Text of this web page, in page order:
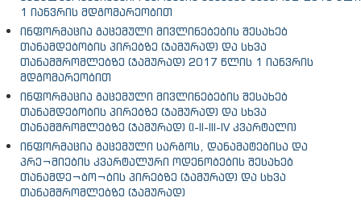
1 იანვრის მდგომარეობით
ინფორმაცია გაცემული მივლინებების შესახებ
თანამდებობის პირებზე (ჯამურად) და სხვა
თანამშრომლებზე (ჯამურად) 2017 წლის 1 იანვრის
მდგომარეობით
ინფორმაცია გაცემული მივლინებების შესახებ
თანამდებობის პირებზე (ჯამურად) და სხვა
თანამშრომლებზე (ჯამურად) (I-II-III-IV კვარტალი)
ინფორმაცია გაცემული სარგოს, დანამატებისა და
პრე¬მიების კვარტალური ოდენობების შესახებ
თანამდე¬ბო¬ბის პირებზე (ჯამურად) და სხვა
თანამშრომლებზე (ჯამურად)